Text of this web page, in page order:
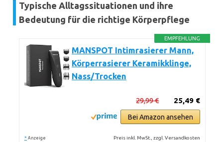
Typische Alltagssituationen und ihre
Bedeutung für die richtige Körperpflege
EMPFEHLUNG
MANSPOT Intimrasierer Mann,
Körperrasierer Keramikklinge,
Nass/Trocken
25,49 €
29,99 €
Bei Amazon ansehen
* Anzeige Preis inkl. MwSt., zzgl. Versandkosten